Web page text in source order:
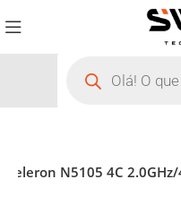
Celeron N5105 4C